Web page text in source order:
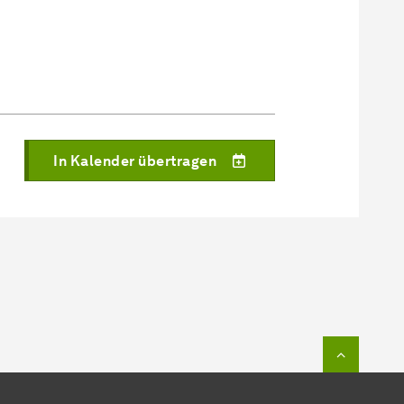
In Kalender übertragen